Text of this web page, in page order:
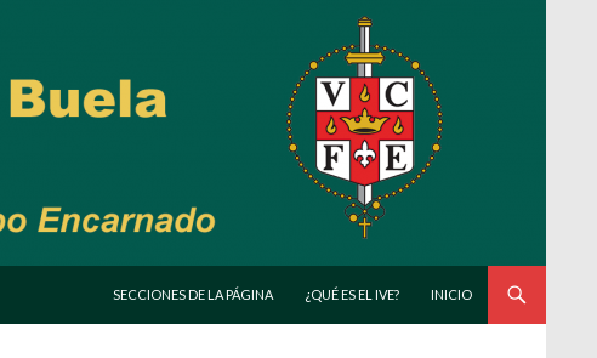
SECCIONES DE LA PÁGINA
¿QUÉ ES EL IVE? INICIO